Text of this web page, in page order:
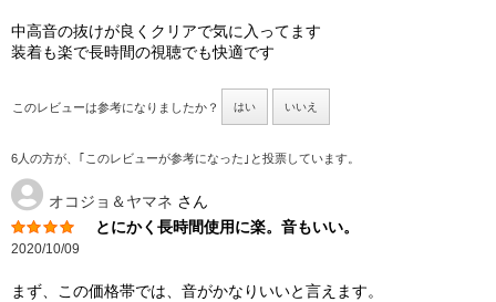
中高音の抜けが良くクリアで気に入ってます
装着も楽で長時間の視聴でも快適です
このレビューは参考になりましたか？ はい いいえ
6人の方が、｢このレビューが参考になった｣と投票しています。
オコジョ＆ヤマネ さん
とにかく長時間使用に楽。音もいい。
2020/10/09
まず、この価格帯では、音がかなりいいと言えます。